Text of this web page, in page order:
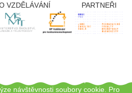
VZDĚLÁVÁNÍ PARTNEŘI
návštěvnosti soubory cookie. Pro